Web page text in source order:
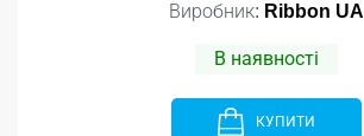
Виробник: Ribbon UA
В наявності
КУПИТИ